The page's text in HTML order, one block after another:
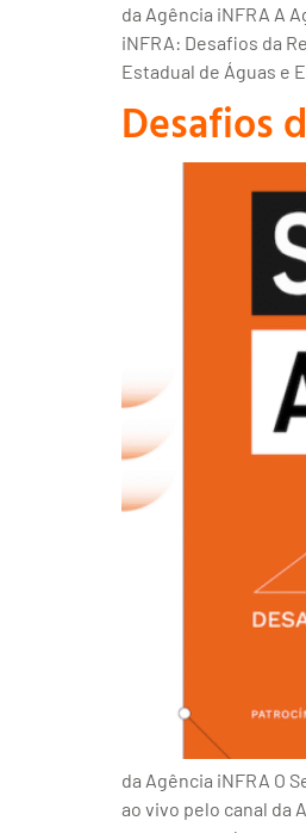
da Agência iNFRA A
iNFRA: Desafios da
Estadual de Águas e
Desafios
da Agência iNFRA O
ao vivo pelo canal da